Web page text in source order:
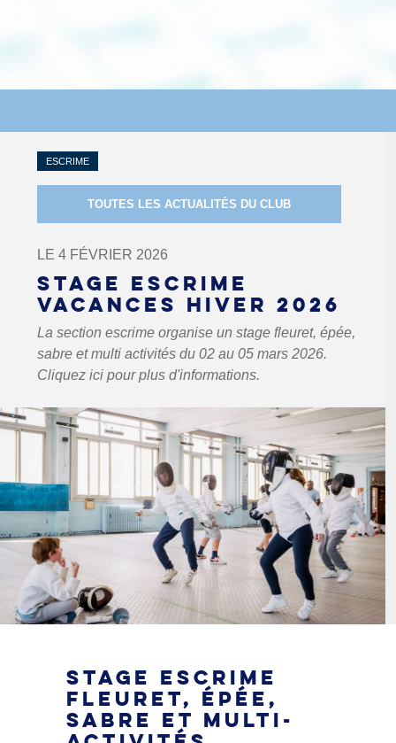
ESCRIME
TOUTES LES ACTUALITÉS DU CLUB
LE 4 FÉVRIER 2026
STAGE ESCRIME
VACANCES HIVER 2026
La section escrime organise un stage fleuret, épée,
sabre et multi activités du 02 au 05 mars 2026.
Cliquez ici pour plus d'informations.
STAGE ESCRIME
FLEURET, ÉPÉE,
SABRE ET MULTI-